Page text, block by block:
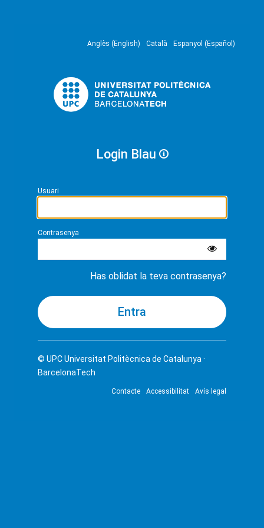
Anglès (English) Català Espanyol (Español)
Login Blau
Usuari
Contrasenya
Has oblidat la teva contrasenya?
© UPCUniversitat Politècnica de Catalunya ·
BarcelonaTech
Contacte Accessibilitat Avís legal